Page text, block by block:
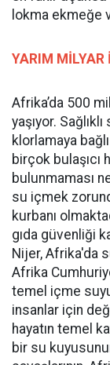
lokma ekmeğe
YARIM MİLYAR
Afrika’da 500
yaşıyor.
klorlamaya
birçok bulaşıcı
bulunmaması
su içmek
kurbanı
gıda güvenliği
Nijer, Afrika'da
Afrika
temel içme
insanlar için
hayatın temel
bir su